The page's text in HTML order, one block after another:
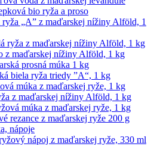
bio ryža a proso
„A” z maďarskej nížiny Alföld, 1
ryža z maďarskej nížiny Alföld, 1 kg
z maďarskej nížiny Alföld, 1 kg
prosná múka 1 kg
biela ryža triedy ”A“, 1 kg
múka z maďarskej ryže, 1 kg
z maďarskej nížiny Alföld, 1 kg
múka z maďarskej ryže, 1 kg
rezance z maďarskej ryže 200 g
nápoje
nápoj z maďarskej ryže, 330 ml